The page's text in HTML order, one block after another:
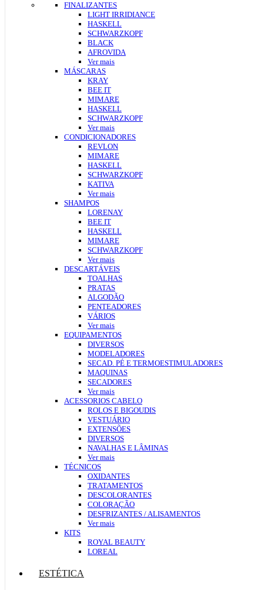
FINALIZANTES
LIGHT IRRIDIANCE
HASKELL
SCHWARZKOPF
BLACK
AFROVIDA
Ver mais
MÁSCARAS
KRAY
BEE IT
MIMARE
HASKELL
SCHWARZKOPF
Ver mais
CONDICIONADORES
REVLON
MIMARE
HASKELL
SCHWARZKOPF
KATIVA
Ver mais
SHAMPOS
LORENAY
BEE IT
HASKELL
MIMARE
SCHWARZKOPF
Ver mais
DESCARTÁVEIS
TOALHAS
PRATAS
ALGODÃO
PENTEADORES
VÁRIOS
Ver mais
EQUIPAMENTOS
DIVERSOS
MODELADORES
SECAD. PÉ E TERMOESTIMULADORES
MAQUINAS
SECADORES
Ver mais
ACESSORIOS CABELO
ROLOS E BIGOUDIS
VESTUÁRIO
EXTENSÕES
DIVERSOS
NAVALHAS E LÂMINAS
Ver mais
TÉCNICOS
OXIDANTES
TRATAMENTOS
DESCOLORANTES
COLORAÇÃO
DESFRIZANTES / ALISAMENTOS
Ver mais
KITS
ROYAL BEAUTY
LOREAL
ESTÉTICA